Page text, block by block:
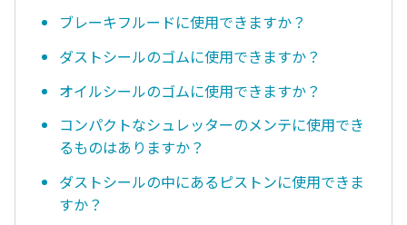
ブレーキフルードに使用できますか？
ダストシールのゴムに使用できますか？
オイルシールのゴムに使用できますか？
コンパクトなシュレッターのメンテに使用でき
るものはありますか？
ダストシールの中にあるピストンに使用できま
すか？